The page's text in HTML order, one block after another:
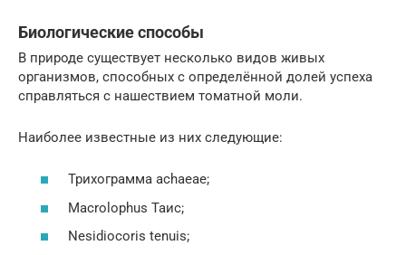
Биологические способы
В природе существует несколько видов живых
организмов, способных с определённой долей успеха
справляться с нашествием томатной моли.
Наиболее известные из них следующие:
Трихограмма achaeae;
Macrolophus Таис;
Nesidiocoris tenuis;